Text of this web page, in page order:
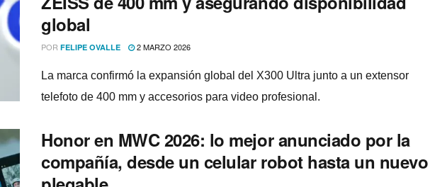
global
POR FELIPE OVALLE 2 MARZO 2026
La marca confirmó la expansión global del X300 Ultra junto a un extensor
telefoto de 400 mm y accesorios para video profesional.
Honor en MWC 2026: lo mejor anunciado por la
compañía, desde un celular robot hasta un nuevo